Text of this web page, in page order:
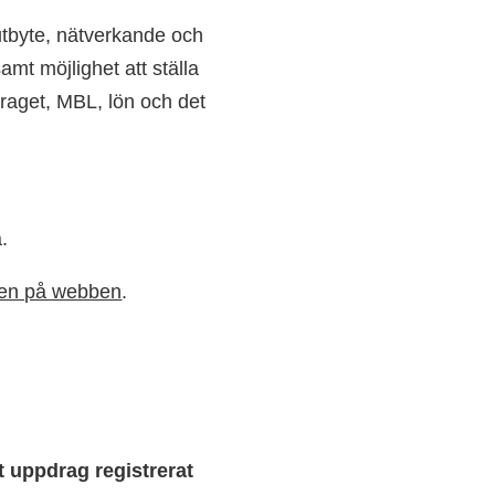
nätverkande och
möjlighet att ställa
MBL, lön och det
på webben.
uppdrag registrerat